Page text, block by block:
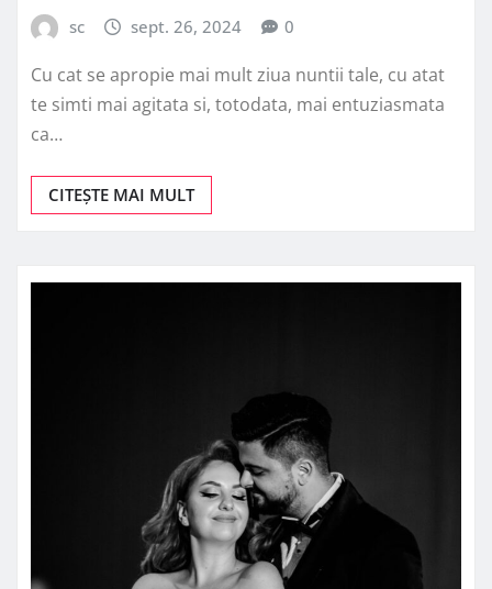
sc sept. 26, 2024 0
Cu cat se apropie mai mult ziua nuntii tale, cu atat
te simti mai agitata si, totodata, mai entuziasmata
ca…
CITEȘTE MAI MULT